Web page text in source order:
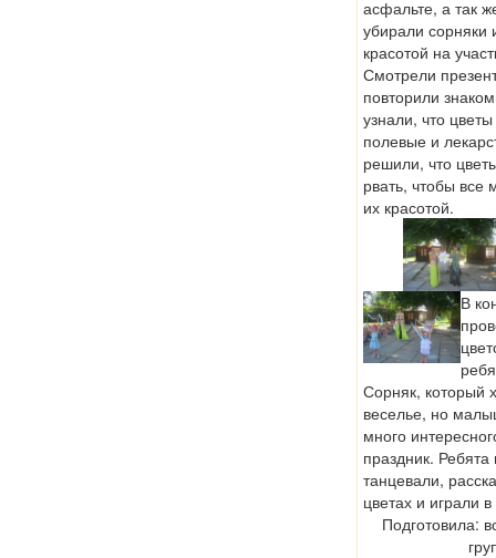
асфальте, а так
убирали сорняки
красотой на
Смотрели
повторили
узнали, что
полевые и
решили, что
рвать, чтобы все
их красотой.
В
Сорняк, который
веселье, но
много
праздник.
танцевали,
цветах и играли
Подготовила: